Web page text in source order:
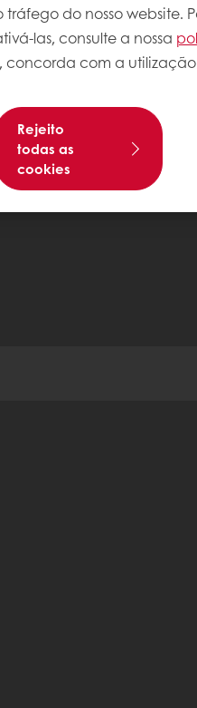
do nosso website.
las, consulte a nossa
concorda com a
Rejeito
todas as
cookies